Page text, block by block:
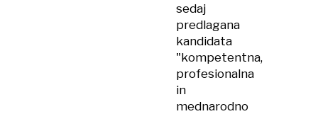
sedaj
predlagana
kandidata
"kompetentna,
profesionalna
in
mednarodno